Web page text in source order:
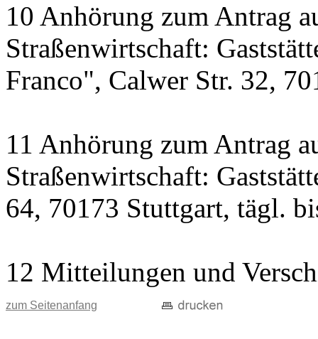
10 Anhörung zum Antrag
Straßenwirtschaft:
Franco", Calwer Str. 32,
11 Anhörung zum Antrag
Straßenwirtschaft:
64, 70173 Stuttgart, tägl.
12 Mitteilungen und
zum Seitenanfang